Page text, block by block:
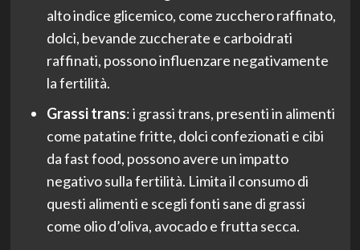
alto indice glicemico, come zucchero raffinato,
dolci, bevande zuccherate e carboidrati
raffinati, possono influenzare negativamente
la fertilità.
Grassi trans: i grassi trans, presenti in alimenti
come patatine fritte, dolci confezionati e cibi
da fast food, possono avere un impatto
negativo sulla fertilità. Limita il consumo di
questi alimenti e scegli fonti sane di grassi
come olio d’oliva, avocado e frutta secca.